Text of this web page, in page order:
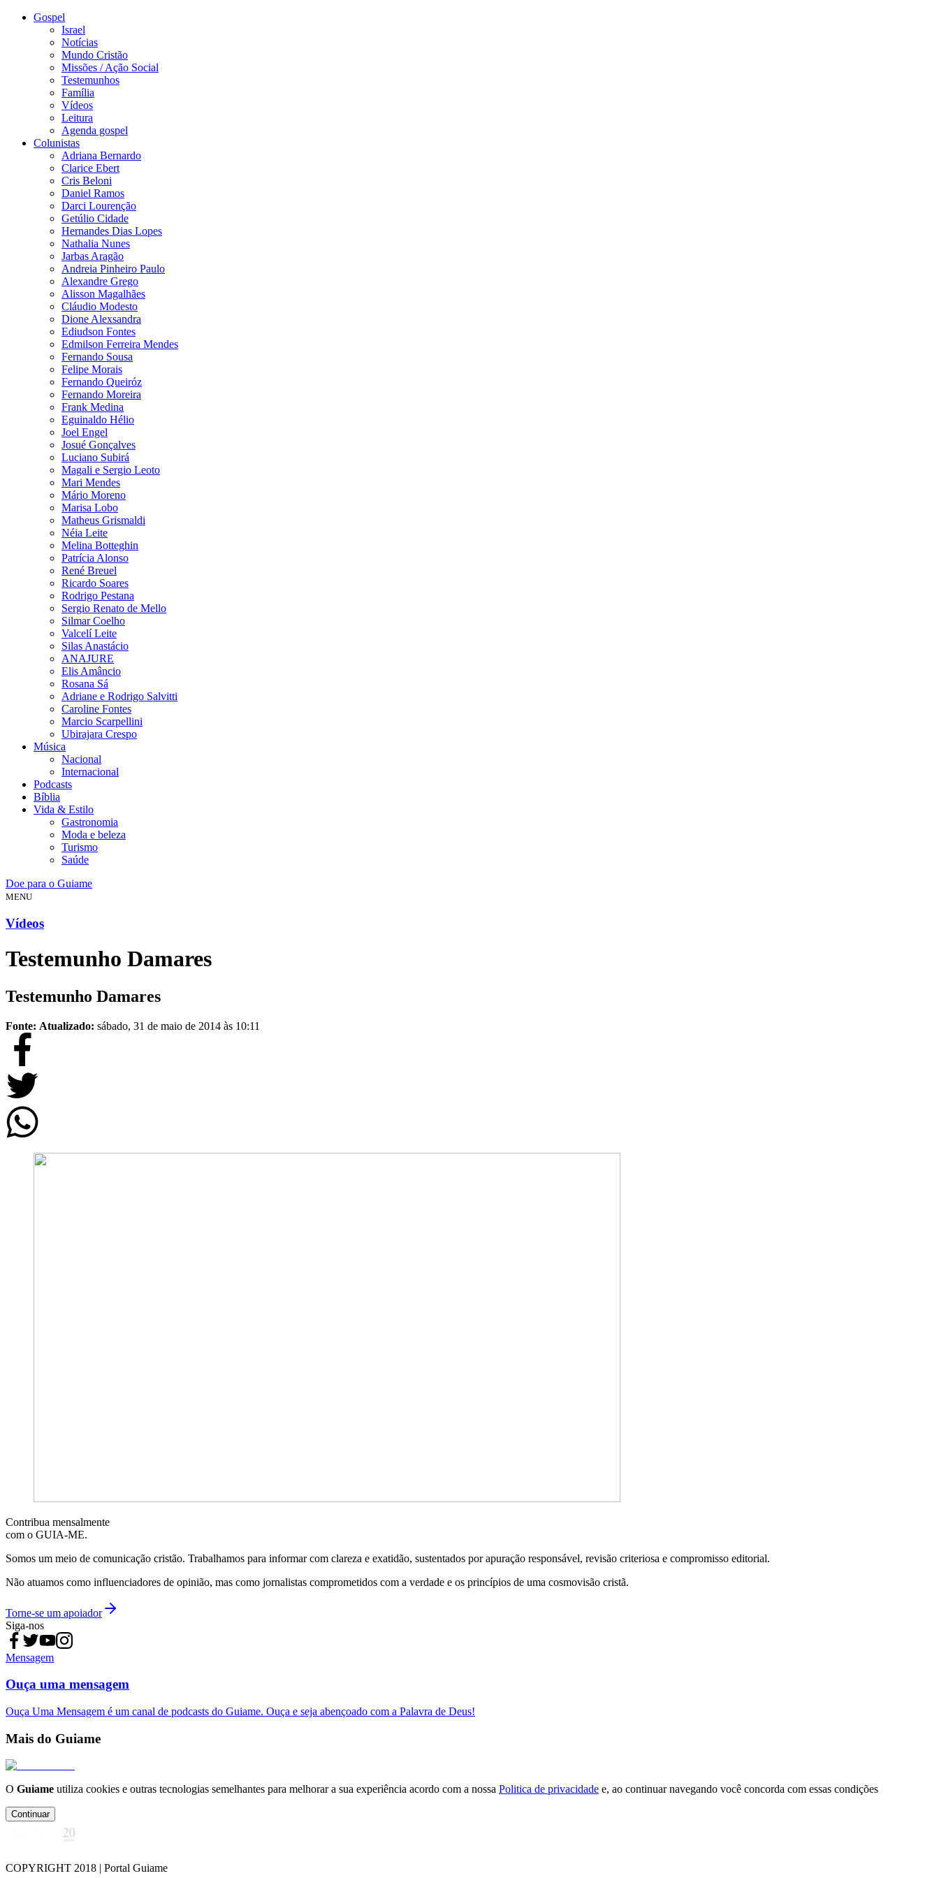
Gospel
Israel
Notícias
Mundo Cristão
Missões / Ação Social
Testemunhos
Família
Vídeos
Leitura
Agenda gospel
Colunistas
Adriana Bernardo
Clarice Ebert
Cris Beloni
Daniel Ramos
Darci Lourenção
Getúlio Cidade
Hernandes Dias Lopes
Nathalia Nunes
Jarbas Aragão
Andreia Pinheiro Paulo
Alexandre Grego
Alisson Magalhães
Cláudio Modesto
Dione Alexsandra
Ediudson Fontes
Edmilson Ferreira Mendes
Fernando Sousa
Felipe Morais
Fernando Queiróz
Fernando Moreira
Frank Medina
Eguinaldo Hélio
Joel Engel
Josué Gonçalves
Luciano Subirá
Magali e Sergio Leoto
Mari Mendes
Mário Moreno
Marisa Lobo
Matheus Grismaldi
Néia Leite
Melina Botteghin
Patrícia Alonso
René Breuel
Ricardo Soares
Rodrigo Pestana
Sergio Renato de Mello
Silmar Coelho
Valcelí Leite
Silas Anastácio
ANAJURE
Elis Amâncio
Rosana Sá
Adriane e Rodrigo Salvitti
Caroline Fontes
Marcio Scarpellini
Ubirajara Crespo
Música
Nacional
Internacional
Podcasts
Bíblia
Vida & Estilo
Gastronomia
Moda e beleza
Turismo
Saúde
Doe para o Guiame
MENU
Vídeos
Testemunho Damares
Testemunho Damares
Fonte: Atualizado: sábado, 31 de maio de 2014 às 10:11
Contribua mensalmente
com o GUIA-ME.
Somos um meio de comunicação cristão. Trabalhamos para informar com clareza e exatidão, sustentados por apuração responsável, revisão criteriosa e compromisso editorial.
Não atuamos como influenciadores de opinião, mas como jornalistas comprometidos com a verdade e os princípios de uma cosmovisão cristã.
Torne-se um apoiador
Siga-nos
Mensagem
Ouça uma mensagem
Ouça Uma Mensagem é um canal de podcasts do Guiame. Ouça e seja abençoado com a Palavra de Deus!
Mais do Guiame
O Guiame utiliza cookies e outras tecnologias semelhantes para melhorar a sua experiência acordo com a nossa Politica de privacidade e, ao continuar navegando você concorda com essas condições
Continuar
COPYRIGHT 2018 | Portal Guiame